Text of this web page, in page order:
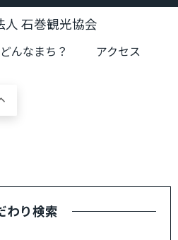
人 石巻観光協会
んなまち？ アクセス
わり検索